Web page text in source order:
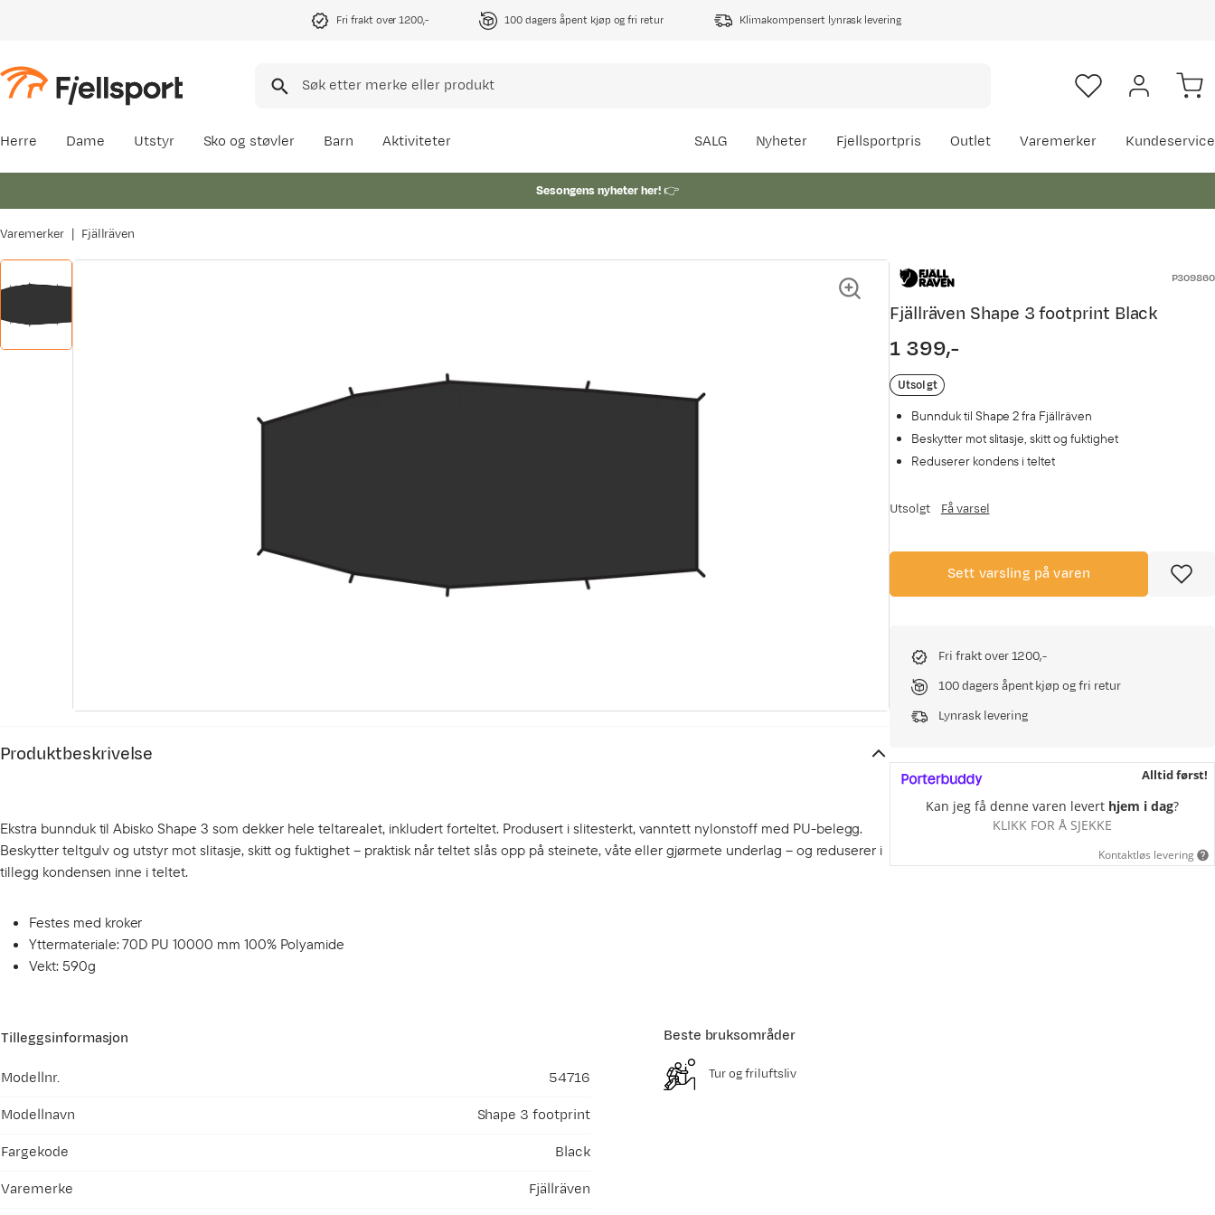
Fri frakt over 1200,- 100 dagers åpent kjøp og fri retur Klimakompensert lynrask levering
Herre Dame Utstyr Sko og støvler Barn Aktiviteter SALG Nyheter Fjellsportpris Outlet Varemerker Kundeservice
Sesongens nyheter her!👉
Varemerker Fjällräven
Produktbeskrivelse
Ekstra bunnduk til Abisko Shape 3 som dekker hele teltarealet, inkludert forteltet. Produsert i slitesterkt, vanntett nylonstoff med PU-belegg.
Beskytter teltgulv og utstyr mot slitasje, skitt og fuktighet – praktisk når teltet slås opp på steinete, våte eller gjørmete underlag – og reduserer i
tillegg kondensen inne i teltet.
Festes med kroker
Yttermateriale: 70D PU 10000 mm 100% Polyamide
Vekt: 590g
Tilleggsinformasjon
Modellnr.
54716
Modellnavn
Shape 3 footprint
Fargekode
Black
Varemerke
Fjällräven
Beste bruksområder
Tur og friluftsliv
P309860
Fjällräven Shape 3 footprint Black
price
1 399,-
Utsolgt
Bunnduk til Shape 2 fra Fjällräven
Beskytter mot slitasje, skitt og fuktighet
Reduserer kondens i teltet
Utsolgt Få varsel
Sett varsling på varen
Fri frakt over 1200,-
100 dagers åpent kjøp og fri retur
Lynrask levering
Alltid først!
Kan jeg få denne varen levert hjem i dag?
KLIKK FOR Å SJEKKE
Kontaktløs levering